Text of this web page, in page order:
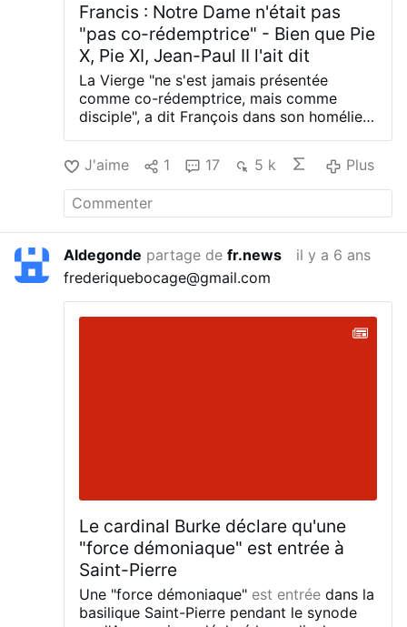
Francis : Notre Dame n'était pas
"pas co-rédemptrice" - Bien que Pie
X, Pie XI, Jean-Paul II l'ait dit
La Vierge "ne s'est jamais présentée
comme co-rédemptrice, mais comme
disciple", a dit François dans son homélie
Guadeloupe, bien que celle-ci ne se soit
jamais présentée comme "disciple".
Il
vilipende l'introduction de nouveaux titres
et dogmes mariaux comme une "folie".
des centaines de titres mariaux (par
exemple dans les litanies mariales) et
proclamé quatre dogmes mariaux (Mère
de Dieu, Virginité, Immaculée Conception,
Assomption). Les tentatives de
proclamation du cinquième dogme marial
#newsOkskxiyscy
J'aime 1 17 5 k Plus
Aldegonde partage defr.news
il y a 6 ans
frederiquebocage@gmail.com
Le cardinal Burke déclare qu'une
"force démoniaque" est entrée à
Saint-Pierre
Une "force démoniaque" est entrée dans la
basilique Saint-Pierre pendant le synode